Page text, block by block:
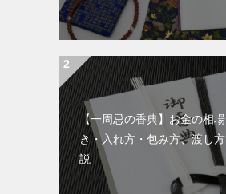
【一周忌の香典】お金の相
き・入れ方・包み方、渡し
説